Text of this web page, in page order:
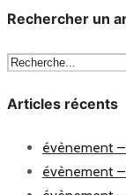
Rechercher un
Articles récents
évènement
évènement –